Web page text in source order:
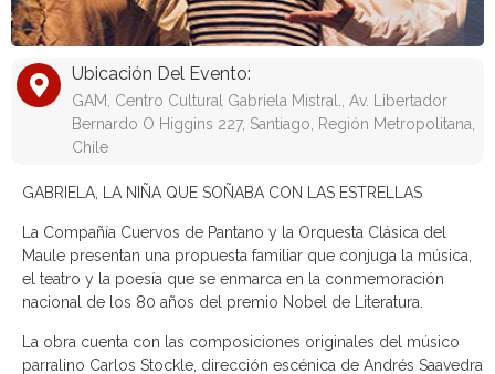
Ubicación Del Evento:
GAM, Centro Cultural Gabriela Mistral., Av. Libertador
Bernardo O Higgins 227, Santiago, Región Metropolitana,
Chile
GABRIELA, LA NIÑA QUE SOÑABA CON LAS ESTRELLAS
La Compañía Cuervos de Pantano y la Orquesta Clásica del
Maule presentan una propuesta familiar que conjuga la música,
el teatro y la poesía que se enmarca en la conmemoración
nacional de los 80 años del premio Nobel de Literatura.
La obra cuenta con las composiciones originales del músico
parralino Carlos Stockle, dirección escénica de Andrés Saavedra